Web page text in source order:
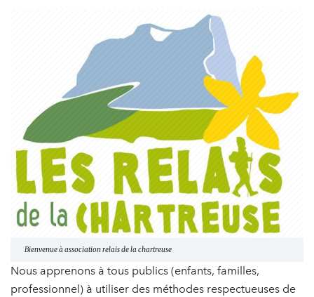
Bienvenue à association relais de la chartreuse
Nous apprenons à tous publics (enfants, familles,
professionnel) à utiliser des méthodes respectueuses de